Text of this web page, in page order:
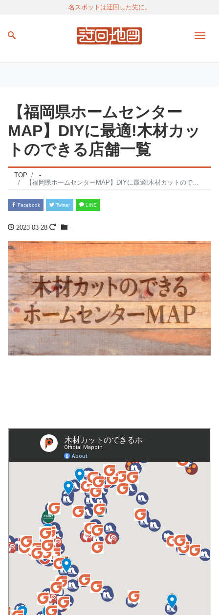
名スポットは迂回した先に。
【福岡県ホームセンター
MAP】DIYに最適!木材カッ
トのできる店舗一覧
TOP
-
【福岡県ホームセンターMAP】DIYに最適!木材カットのできる店舗一覧
Facebook Twitter LINE
2023-03-28 -